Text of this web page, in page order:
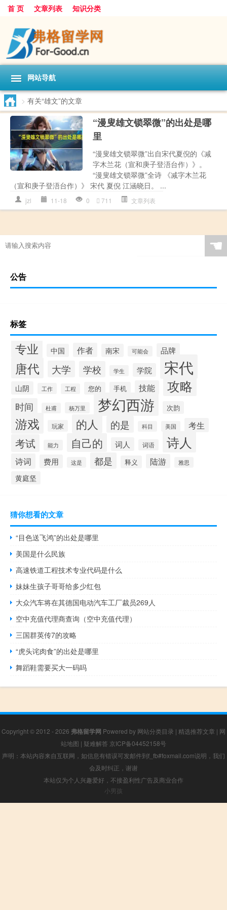
首 页 文章列表 知识分类
网站导航
> 有关“雄文”的文章
“漫叟雄文锁翠微”的出处是哪
里
“漫叟雄文锁翠微”出自宋代夏倪的《减
字木兰花（宣和庚子登浯台作）》。
“漫叟雄文锁翠微”全诗 《减字木兰花
（宣和庚子登浯台作）》 宋代 夏倪 江涵晓日。 ...
jzl 11-18 0 711 文章列表
☚
公告
标签
专业 中国 作者 南宋 可能会 品牌
唐代 大学 学校 学生 学院 宋代
山阴 工作 工程 您的 手机 技能 攻略
时间 杜甫 杨万里 梦幻西游 次韵
游戏 玩家 的人 的是 科目 美国 考生
考试 能力 自己的 词人 词语 诗人
诗词 费用 这是 都是 释义 陆游 雅思
黄庭坚
猜你想看的文章
“目色送飞鸿”的出处是哪里
美国是什么民族
高速铁道工程技术专业代码是什么
妹妹生孩子哥哥给多少红包
大众汽车将在其德国电动汽车工厂裁员269人
空中充值代理商查询（空中充值代理）
三国群英传7的攻略
“虎头诧肉食”的出处是哪里
舞蹈鞋需要买大一码吗
Copyright © 2012 - 2026 弗格留学网 Powered by 网站分类目录 | 精选推荐文章 | 网
站地图 | 疑难解答 京ICP备04452158号
声明：本站内容来自互联网，如信息有错误可发邮件到f_fb#foxmail.com说明，我们
会及时纠正，谢谢
本站仅为个人兴趣爱好，不接盈利性广告及商业合作
小男孩